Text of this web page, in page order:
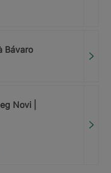
Bávaro
Novi |